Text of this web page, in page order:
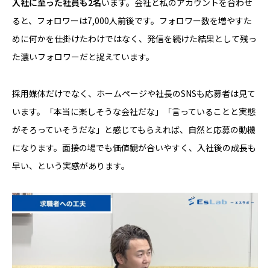
ると、フォロワーは7,000人前後です。フォロワー数を増やすた
めに何かを仕掛けたわけではなく、発信を続けた結果として残っ
た濃いフォロワーだと捉えています。
採用媒体だけでなく、ホームページや社長のSNSも応募者は見て
います。「本当に楽しそうな会社だな」「言っていることと実態
がそろっていそうだな」と感じてもらえれば、自然と応募の動機
になります。面接の場でも価値観が合いやすく、入社後の成長も
早い、という実感があります。